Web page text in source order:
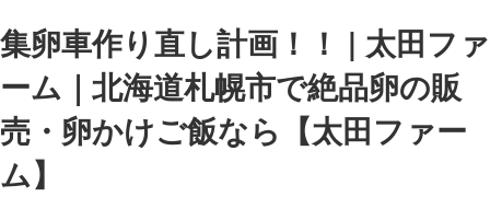
集卵車作り直し計画！！ | 太田ファ
ーム｜北海道札幌市で絶品卵の販
売・卵かけご飯なら【太田ファー
ム】